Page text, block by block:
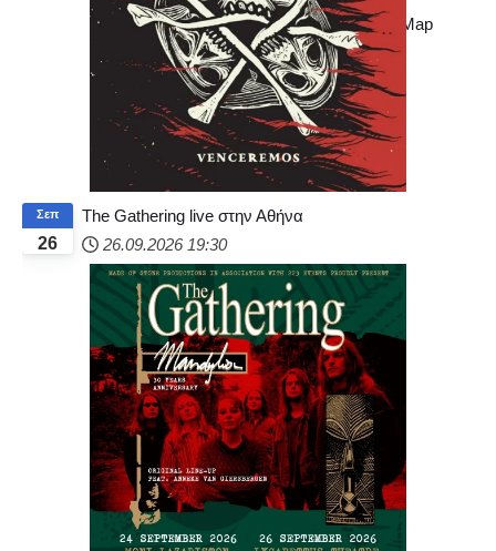
© OpenStreetMap
26
Σεπ
The Gathering live στην Αθήνα
26.09.2026 19:30